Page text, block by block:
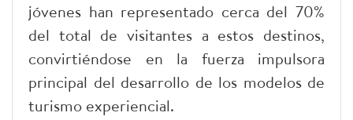
jóvenes han representado cerca del 70%
del total de visitantes a estos destinos,
convirtiéndose en la fuerza impulsora
principal del desarrollo de los modelos de
turismo experiencial.